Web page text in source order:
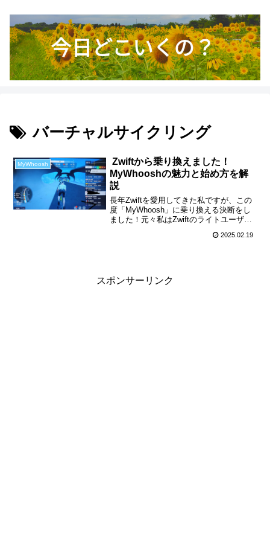
バーチャルサイクリング
MyWhoosh
Zwiftから乗り換えました！
MyWhooshの魅力と始め方を解
説
長年Zwiftを愛用してきた私ですが、この
度「MyWhoosh」に乗り換える決断をし
ました！元々私はZwiftのライトユーザー
り換え要因の一つです。そのような状況
2025.02.19
スポンサーリンク